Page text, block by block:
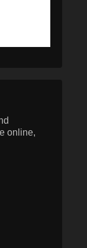
online,